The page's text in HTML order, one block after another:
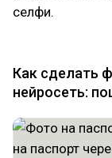
селфи.
Как сделать
нейросеть: